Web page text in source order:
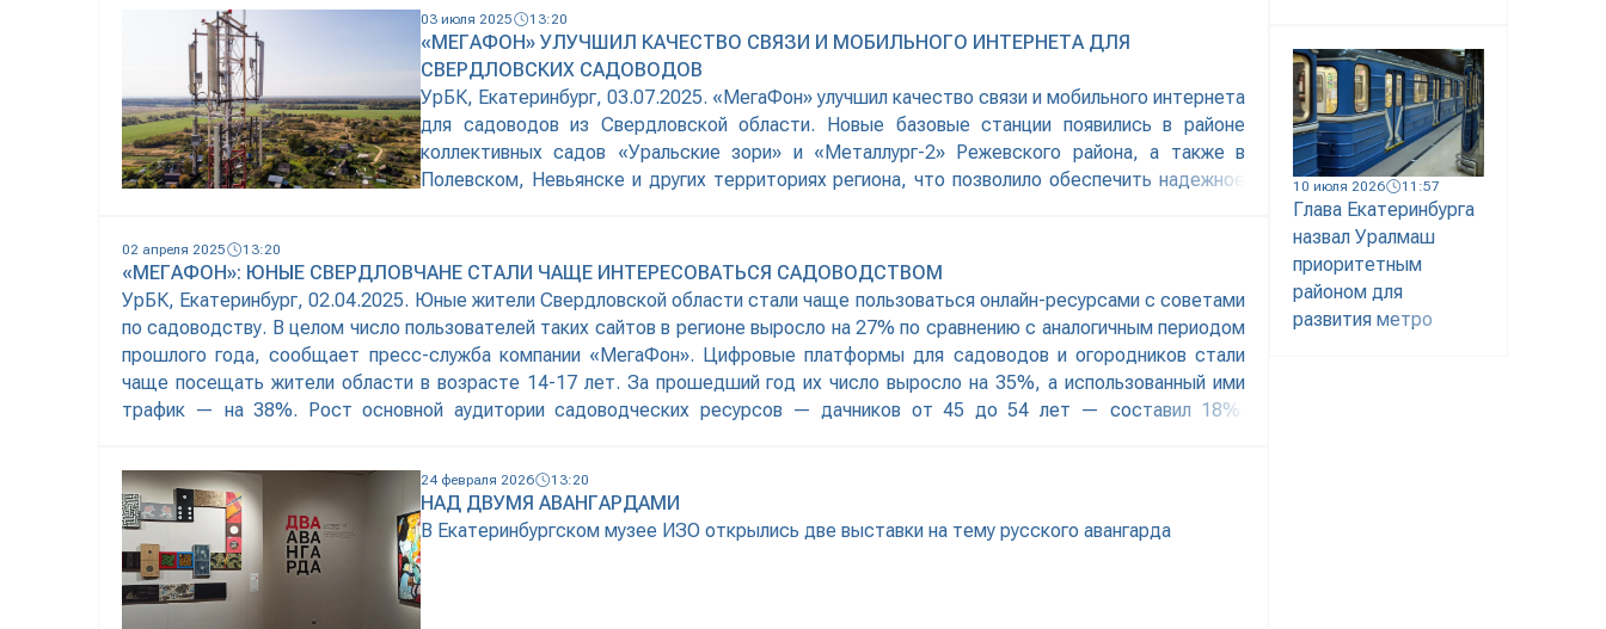
03 июля 2025 13:20
«МЕГАФОН» УЛУЧШИЛ КАЧЕСТВО СВЯЗИ И МОБИЛЬНОГО ИНТЕРНЕТА ДЛЯ
СВЕРДЛОВСКИХ САДОВОДОВ
УрБК, Екатеринбург, 03.07.2025. «МегаФон» улучшил качество связи и мобильного интернета
для садоводов из Свердловской области. Новые базовые станции появились в районе
коллективных садов «Уральские зори» и «Металлург-2» Режевского района, а также в
Полевском, Невьянске и других территориях региона, что позволило обеспечить надежное
интернет-трафика в садовых товариществах кратно увеличивается, поскольку многие
свердловчане
02 апреля 2025 13:20
«МЕГАФОН»: ЮНЫЕ СВЕРДЛОВЧАНЕ СТАЛИ ЧАЩЕ ИНТЕРЕСОВАТЬСЯ САДОВОДСТВОМ
УрБК, Екатеринбург, 02.04.2025. Юные жители Свердловской области стали чаще пользоваться онлайн-ресурсами с советами
по садоводству. В целом число пользователей таких сайтов в регионе выросло на 27% по сравнению с аналогичным периодом
прошлого года, сообщает пресс-служба компании «МегаФон». Цифровые платформы для садоводов и огородников стали
чаще посещать жители области в возрасте 14-17 лет. За прошедший год их число выросло на 35%, а использованный ими
трафик — на 38%. Рост основной аудитории садоводческих ресурсов — дачников от 45 до 54 лет — составил 18%.
24 февраля 2026 13:20
НАД ДВУМЯ АВАНГАРДАМИ
В Екатеринбургском музее ИЗО открылись две выставки на тему русского авангарда
10 июля 2026 11:57
Глава Екатеринбурга
назвал Уралмаш
приоритетным
районом для
развития метро